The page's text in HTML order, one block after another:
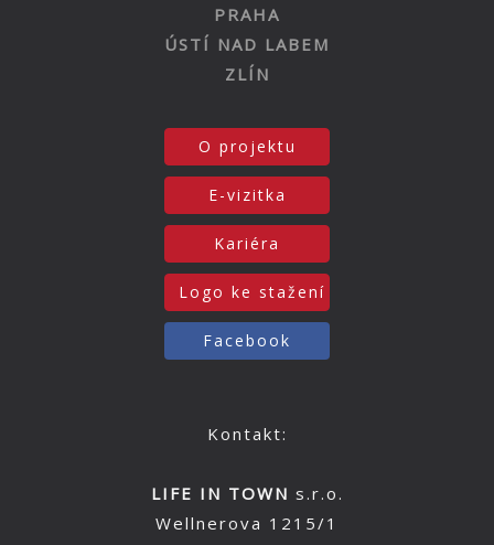
PRAHA
ÚSTÍ NAD LABEM
ZLÍN
O projektu
E-vizitka
Kariéra
Logo ke stažení
Facebook
Kontakt:
LIFE IN TOWN s.r.o.
Wellnerova 1215/1